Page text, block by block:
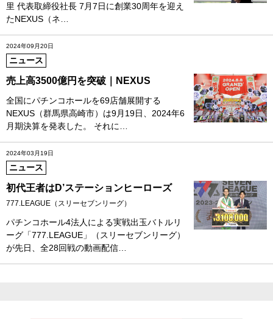
里 代表取締役社長 7月7日に創業30周年を迎え
たNEXUS（ネ…
2024年09月20日
ニュース
売上高3500億円を突破｜NEXUS
全国にパチンコホールを69店舗展開する
NEXUS（群馬県高崎市）は9月19日、2024年6
月期決算を発表した。 それに…
2024年03月19日
ニュース
初代王者はD’ステーションヒーローズ
777.LEAGUE（スリーセブンリーグ）
パチンコホール4法人による実戦出玉バトルリ
ーグ「777.LEAGUE」（スリーセブンリーグ）
が先日、全28回戦の動画配信…